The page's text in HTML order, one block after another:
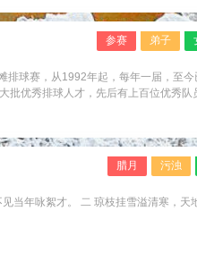
参赛 弟子
排球赛，从1992年起，每年一届，至
批优秀排球人才，先后有上百位优秀队
腊月 污浊
当年咏絮才。 二 琼枝挂雪溢清寒，天